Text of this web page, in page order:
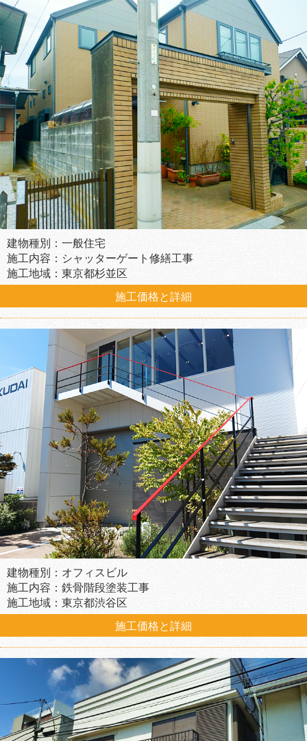
建物種別：一般住宅
施工内容：シャッターゲート修繕工事
施工地域：東京都杉並区
施工価格と詳細
建物種別：オフィスビル
施工内容：鉄骨階段塗装工事
施工地域：東京都渋谷区
施工価格と詳細